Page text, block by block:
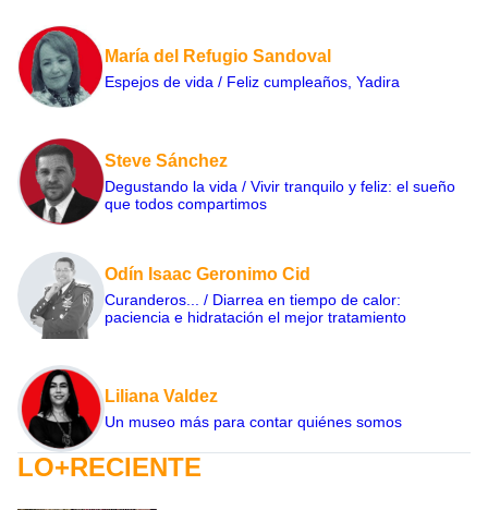
María del Refugio Sandoval
Espejos de vida / Feliz cumpleaños, Yadira
Steve Sánchez
Degustando la vida / Vivir tranquilo y feliz: el sueño
que todos compartimos
Odín Isaac Geronimo Cid
Curanderos... / Diarrea en tiempo de calor:
paciencia e hidratación el mejor tratamiento
Liliana Valdez
Un museo más para contar quiénes somos
LO+RECIENTE